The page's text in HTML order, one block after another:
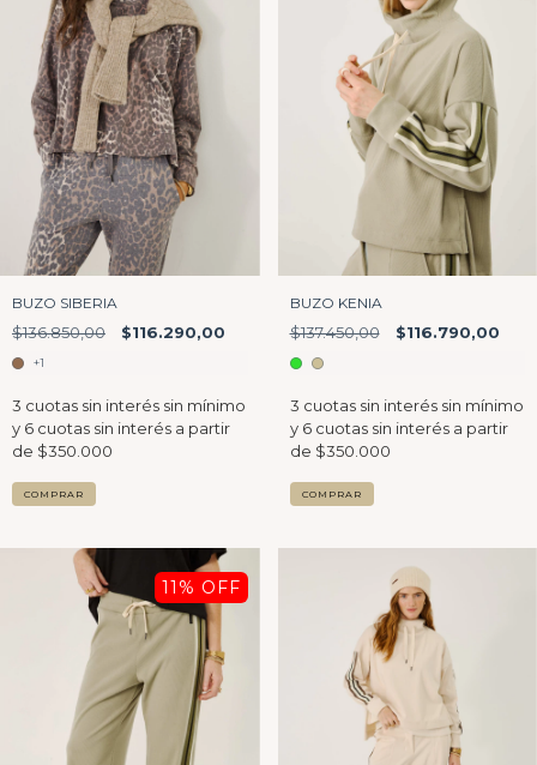
BUZO SIBERIA
$136.850,00 $116.290,00
+1
COMPRAR
BUZO KENIA
$137.450,00 $116.790,00
COMPRAR
11 % OFF